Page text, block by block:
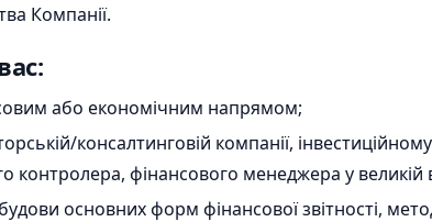
Компанії.
або економічним напрямом;
консалтинговій компанії,
контролера, фінансового менеджера у великій
основних форм фінансової звітності,